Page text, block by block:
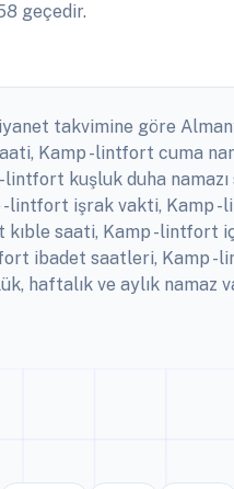
geçedir.
takvimine göre
Kamp -lintfort cuma
kuşluk duha
işrak vakti, Kamp
saati, Kamp -lintfort
ibadet saatleri, Kamp -
haftalık ve aylık namaz